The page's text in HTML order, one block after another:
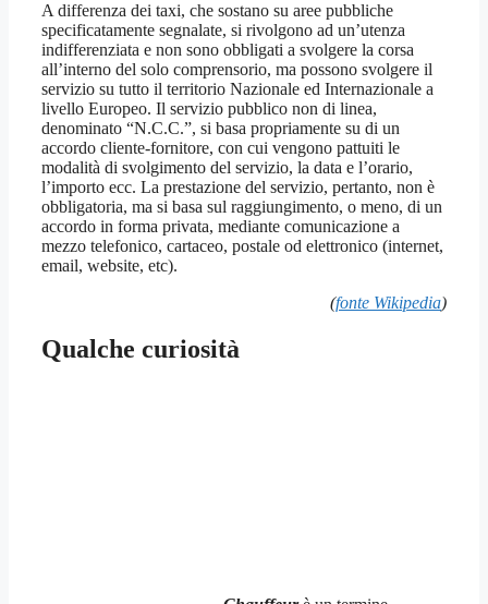
A differenza dei taxi, che sostano su aree pubbliche
specificatamente segnalate, si rivolgono ad un’utenza
indifferenziata e non sono obbligati a svolgere la corsa
all’interno del solo comprensorio, ma possono svolgere il
servizio su tutto il territorio Nazionale ed Internazionale a
livello Europeo. Il servizio pubblico non di linea,
denominato “N.C.C.”, si basa propriamente su di un
accordo cliente-fornitore, con cui vengono pattuiti le
modalità di svolgimento del servizio, la data e l’orario,
l’importo ecc. La prestazione del servizio, pertanto, non è
obbligatoria, ma si basa sul raggiungimento, o meno, di un
accordo in forma privata, mediante comunicazione a
mezzo telefonico, cartaceo, postale od elettronico (internet,
email, website, etc).
(fonte Wikipedia)
Qualche curiosità